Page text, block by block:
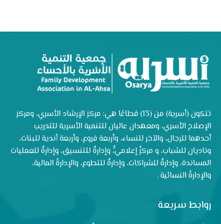
تتكون (أسرية) من (13) قطاعًا هي: مركز الإرشاد الأسري، ومركز
الإصلاح الأسري، ومعهدان عاليان للتنمية الأسرية للتدريب
أحدهما للرجال، والآخر للنساء، وأربعة فروع، وأربعة أندية للبنات،
وناديان للشباب، و مركزٌ إعلاميٌّ، وإدارةٌ للتنسيق، وإدارةٌ للعمليات
المساندة، وإدارةٌ للشراكات، وإدارةٌ للتطوع، والإدارةُ المالية،
والإدارةُ النسائية .
روابط سريعة